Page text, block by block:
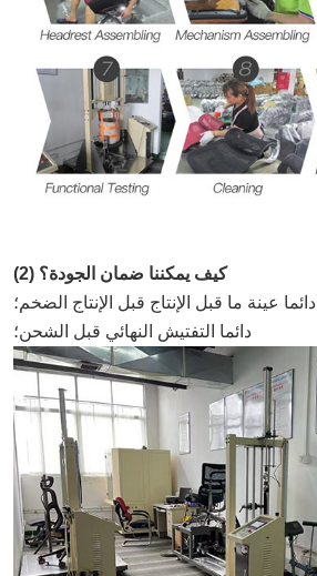
(2) كيف يمكننا ضمان الجودة؟
دائما عينة ما قبل الإنتاج قبل الإنتاج الضخم؛
دائما التفتيش النهائي قبل الشحن؛